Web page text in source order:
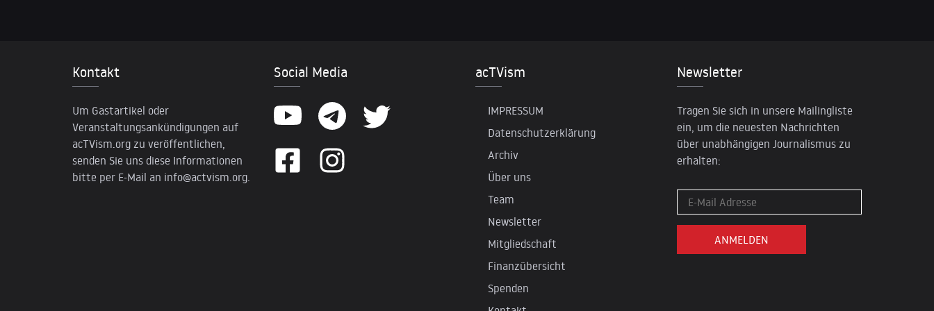
Kontakt
Um Gastartikel oder
Veranstaltungsankündigungen auf
acTVism.org zu veröffentlichen,
senden Sie uns diese Informationen
bitte per E-Mail an info@actvism.org
Social Media acTVism
IMPRESSUM
Datenschutzerklärung
Archiv
Über uns
Team
Newsletter
Mitgliedschaft
Finanzübersicht
Spenden
Newsletter
Tragen Sie sich in unsere Mailingliste
ein, um die neuesten Nachrichten
über unabhängigen Journalismus zu
erhalten: